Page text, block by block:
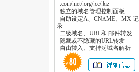
.com/.net/.org/.cc/.biz
独立的域名管理控制面板
自助设定A、CNAME、MX 记
录
二级域名、URL和 邮件转发
隐藏或不隐藏的URL转发
自由转入、支持泛域名解析